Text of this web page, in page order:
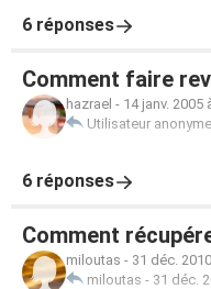
6 réponses
Comment faire
hazrael - 14 janv. 2005
Utilisateur anonyme
6 réponses
Comment
miloutas - 31 déc.
miloutas - 31 déc.